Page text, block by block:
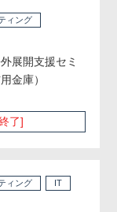
ィング
展開支援セミ
金庫）
了]
ィング
IT